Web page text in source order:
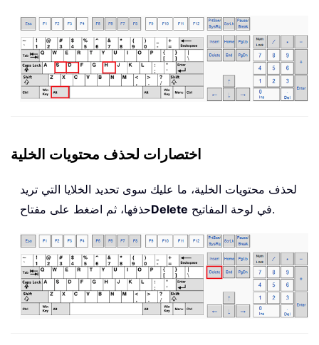
اختصارات لحذف محتويات الخلية
لحذف محتويات الخلية، ما عليك سوى تحديد الخلايا التي تريد
حذفها، ثم اضغط على مفتاحDelete في لوحة المفاتيح.